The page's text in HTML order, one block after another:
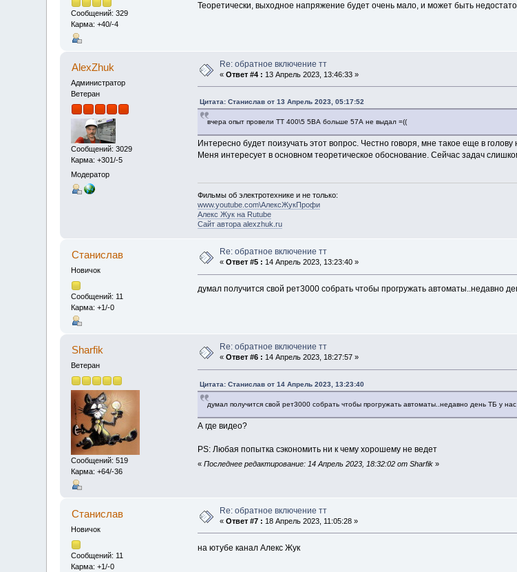
Сообщений: 329
Карма: +40/-4
Теоретически, выходное напряжение будет очень мало, и может быть
AlexZhuk
Администратор
Ветеран
Сообщений: 3029
Карма: +301/-5
Модератор
Re: обратное включение тт
«Ответ #4 : 13 Апрель 2023, 13:46:33 »
Цитата: Станислав от 13 Апрель 2023, 05:17:52
вчера опыт провели ТТ 400\5 5ВА больше 57А не выдал =((
Интересно будет поизучать этот вопрос. Честно говоря, мне такое еще в голову
Меня интересует в основном теоретическое обоснование. Сейчас задач
Фильмы об электротехнике и не только:
www.youtube.com\АлексЖукПрофи
Алекс Жук на Rutube
Сайт автора alexzhuk.ru
Станислав
Новичок
Сообщений: 11
Карма: +1/-0
Re: обратное включение тт
«Ответ #5 : 14 Апрель 2023, 13:23:40 »
думал получится свой рет3000 собрать чтобы прогружать автоматы..недавно
Sharfik
Ветеран
Сообщений: 519
Карма: +64/-36
Re: обратное включение тт
«Ответ #6 : 14 Апрель 2023, 18:27:57 »
Цитата: Станислав от 14 Апрель 2023, 13:23:40
думал получится свой рет3000 собрать чтобы прогружать автоматы..недавно день ТБ у
А где видео?
PS: Любая попытка сэкономить ни к чему хорошему не ведет
« Последнее редактирование: 14 Апрель 2023, 18:32:02 от Sharfik»
Станислав
Новичок
Сообщений: 11
Карма: +1/-0
Re: обратное включение тт
«Ответ #7 : 18 Апрель 2023, 11:05:28 »
на ютубе канал Алекс Жук